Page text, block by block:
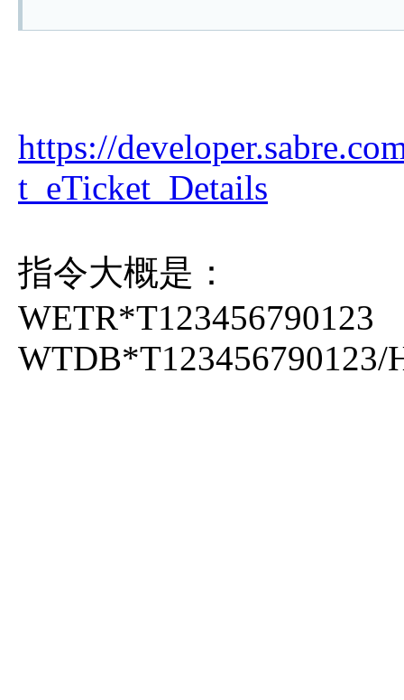
https://
t_eTicket_Details
指令大概是：
WETR*T123456790123
WTDB*T123456790123/